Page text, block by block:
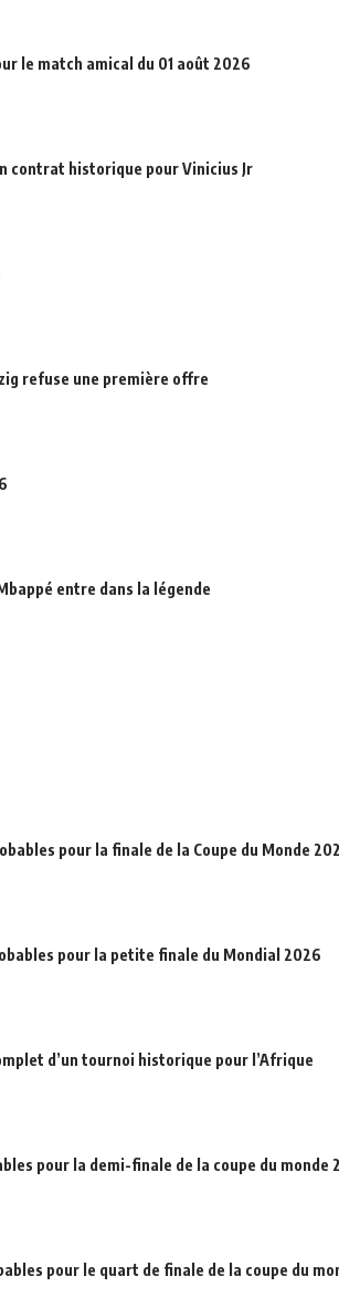
le match amical du 01 août 2026
contrat historique pour Vinicius Jr
refuse une première offre
entre dans la légende
pour la finale de la Coupe du Monde
pour la petite finale du Mondial 2026
d’un tournoi historique pour l’Afrique
pour la demi-finale de la coupe du monde
pour le quart de finale de la coupe du